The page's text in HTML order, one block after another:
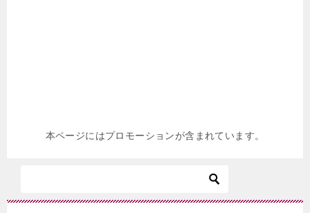
本ページにはプロモーションが含まれています。